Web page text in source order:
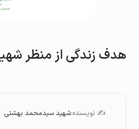
هدف زندگی از منظر
✍️ نویسنده:شهید سیدمحمد بهشتی